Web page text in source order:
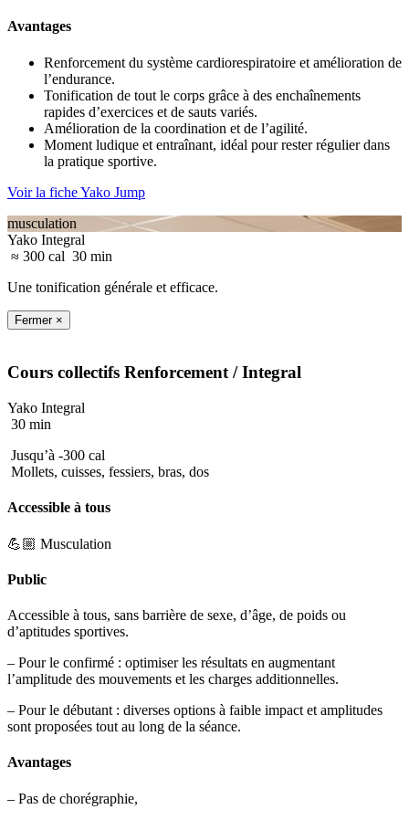
Avantages
Renforcement du système cardiorespiratoire et amélioration de
l’endurance.
Tonification de tout le corps grâce à des enchaînements
rapides d’exercices et de sauts variés.
Amélioration de la coordination et de l’agilité.
Moment ludique et entraînant, idéal pour rester régulier dans
la pratique sportive.
Voir la fiche Yako Jump
musculation
Yako Integral
≈ 300 cal 30 min
Une tonification générale et efficace.
Fermer ×
Cours collectifs Renforcement / Integral
Yako Integral
30 min
Jusqu’à -300 cal
Mollets, cuisses, fessiers, bras, dos
Accessible à tous
💪🏼 Musculation
Public
Accessible à tous, sans barrière de sexe, d’âge, de poids ou
d’aptitudes sportives.
– Pour le confirmé : optimiser les résultats en augmentant
l’amplitude des mouvements et les charges additionnelles.
– Pour le débutant : diverses options à faible impact et amplitudes
sont proposées tout au long de la séance.
Avantages
– Pas de chorégraphie,